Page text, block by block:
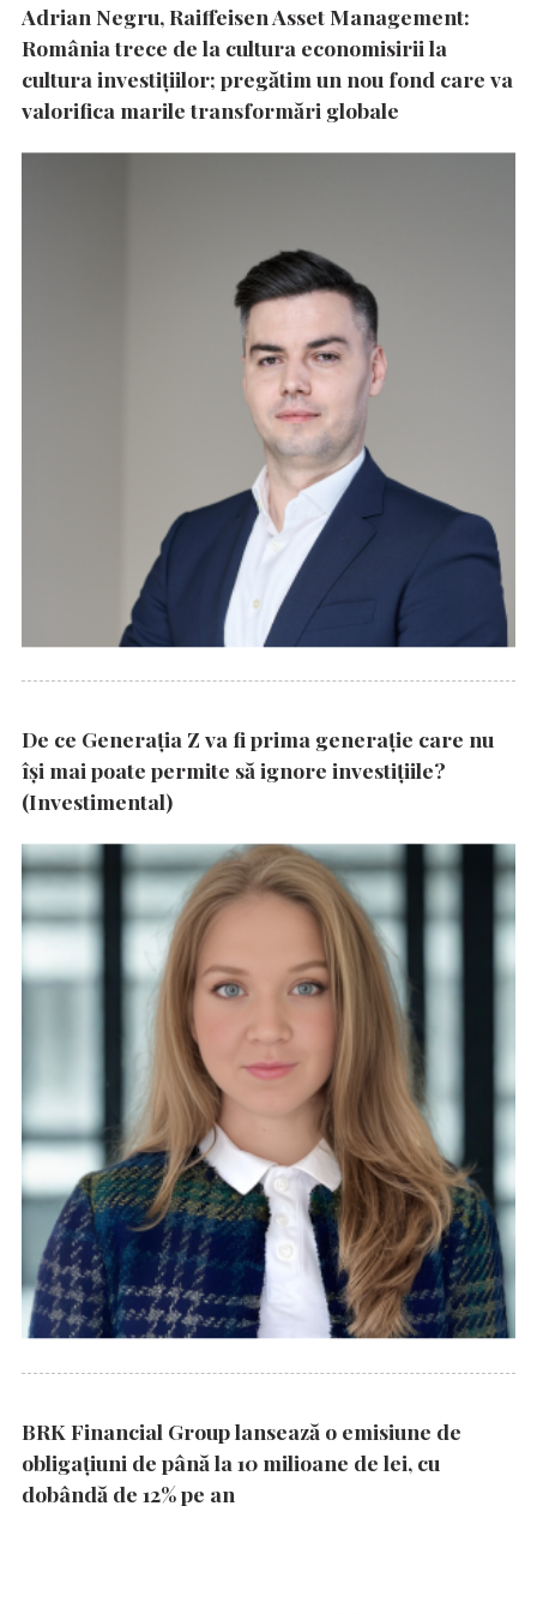
Adrian Negru, Raiffeisen Asset Management:
România trece de la cultura economisirii la
cultura investițiilor; pregătim un nou fond care va
valorifica marile transformări globale
De ce Generația Z va fi prima generație care nu
își mai poate permite să ignore investițiile?
(Investimental)
BRK Financial Group lansează o emisiune de
obligațiuni de până la 10 milioane de lei, cu
dobândă de 12% pe an